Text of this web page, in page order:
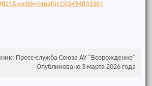
Пресс-служба Союза АУ "Возрождение"
Опубликовано 3 марта 2026 года